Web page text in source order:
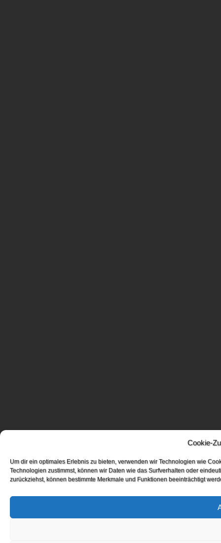
Cookie-
Um dir ein optimales Erlebnis zu bieten, verwenden wir Technologien wie
Technologien zustimmst, können wir Daten wie das Surfverhalten oder
zurückziehst, können bestimmte Merkmale und Funktionen beeinträchtigt